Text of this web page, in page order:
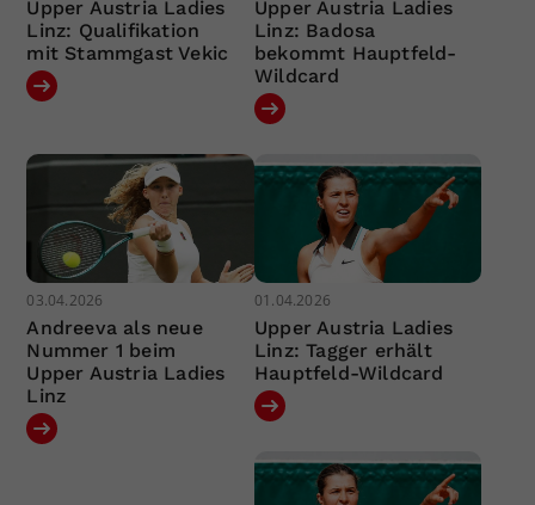
Upper Austria Ladies
Linz: Qualifikation
mit Stammgast Vekic
Upper Austria Ladies
Linz: Badosa
bekommt Hauptfeld-
Wildcard
03.04.2026
Andreeva als neue
Nummer 1 beim
Upper Austria Ladies
Linz
01.04.2026
Upper Austria Ladies
Linz: Tagger erhält
Hauptfeld-Wildcard